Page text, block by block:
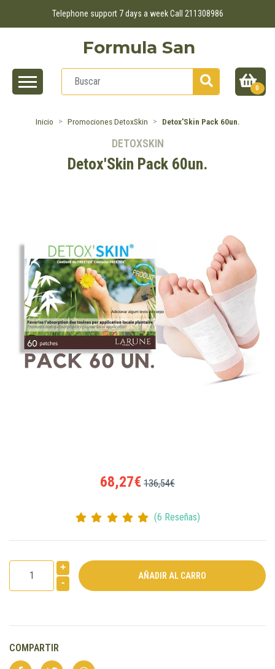
Telephone support 7 days a week Call 211308986
Formula San
0
Inicio Promociones DetoxSkin Detox'Skin Pack 60un.
DETOXSKIN
Detox'Skin Pack 60un.
68,27€ 136,54€
(6 Reseñas)
+
-
COMPARTIR